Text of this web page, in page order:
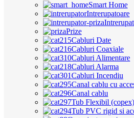
Smart Home
Intrerupatoare
Prize
Cabluri Date
Cabluri Coaxiale
Cabluri Alimentare
Cabluri Alarma
Cabluri Incendiu
Canal cablu cu
Canal cablu
Tub Flexibil (copex)
Tub PVC rigid si